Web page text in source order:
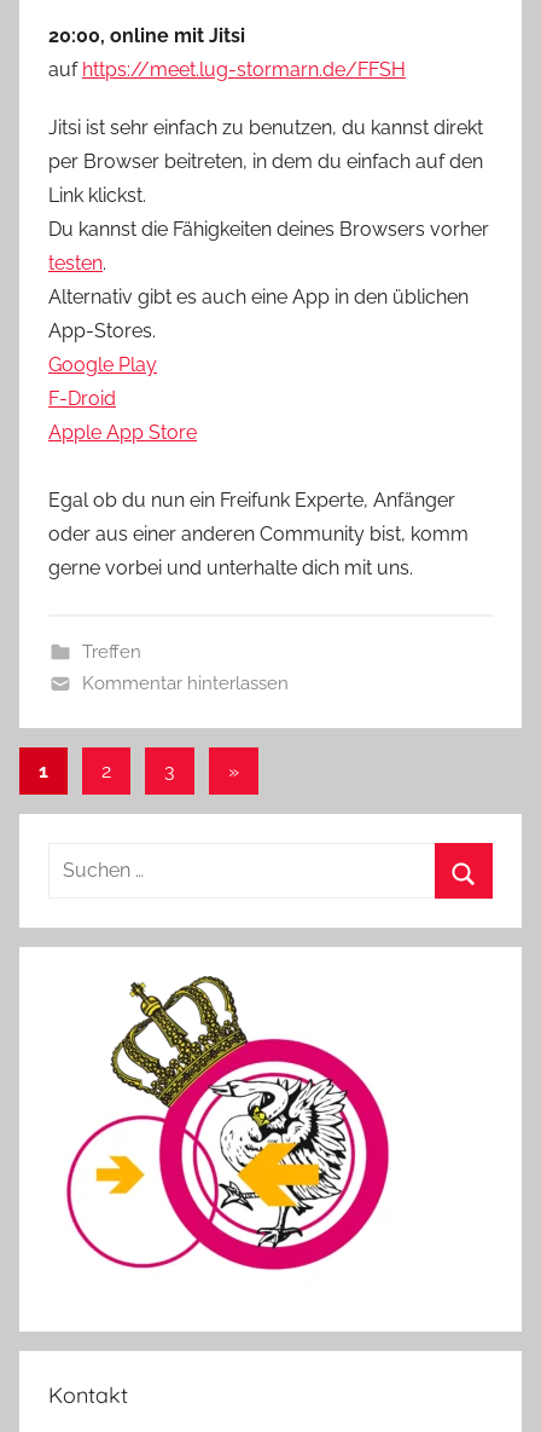
20:00, online mit Jitsi
auf https://meet.lug-stormarn.de/FFSH
Jitsi ist sehr einfach zu benutzen, du kannst direkt
per Browser beitreten, in dem du einfach auf den
Link klickst.
Du kannst die Fähigkeiten deines Browsers vorher
testen.
Alternativ gibt es auch eine App in den üblichen
App-Stores.
Google Play
F-Droid
Apple App Store
Egal ob du nun ein Freifunk Experte, Anfänger
oder aus einer anderen Community bist, komm
gerne vorbei und unterhalte dich mit uns.
Treffen
Kommentar hinterlassen
Seitennummerierung
der
Beiträge
1 2 3
Nächste
»
Suchen
Kontakt